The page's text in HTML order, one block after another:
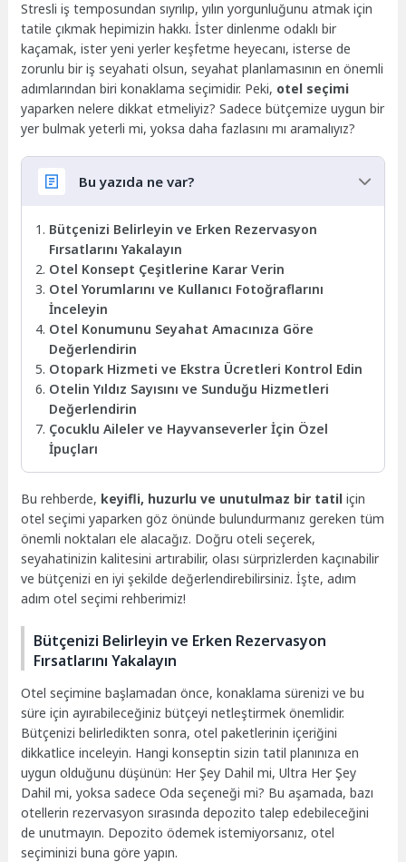
Stresli iş temposundan sıyrılıp, yılın yorgunluğunu atmak için
tatile çıkmak hepimizin hakkı. İster dinlenme odaklı bir
kaçamak, ister yeni yerler keşfetme heyecanı, isterse de
zorunlu bir iş seyahati olsun, seyahat planlamasının en önemli
adımlarından biri konaklama seçimidir. Peki, otel seçimi
yaparken nelere dikkat etmeliyiz? Sadece bütçemize uygun bir
yer bulmak yeterli mi, yoksa daha fazlasını mı aramalıyız?
Bu yazıda ne var?
Bütçenizi Belirleyin ve Erken Rezervasyon
Fırsatlarını Yakalayın
Otel Konsept Çeşitlerine Karar Verin
Otel Yorumlarını ve Kullanıcı Fotoğraflarını
İnceleyin
Otel Konumunu Seyahat Amacınıza Göre
Değerlendirin
Otopark Hizmeti ve Ekstra Ücretleri Kontrol Edin
Otelin Yıldız Sayısını ve Sunduğu Hizmetleri
Değerlendirin
Çocuklu Aileler ve Hayvanseverler İçin Özel
İpuçları
Bu rehberde, keyifli, huzurlu ve unutulmaz bir tatil için
otel seçimi yaparken göz önünde bulundurmanız gereken tüm
önemli noktaları ele alacağız. Doğru oteli seçerek,
seyahatinizin kalitesini artırabilir, olası sürprizlerden kaçınabilir
ve bütçenizi en iyi şekilde değerlendirebilirsiniz. İşte, adım
adım otel seçimi rehberimiz!
Bütçenizi Belirleyin ve Erken Rezervasyon
Fırsatlarını Yakalayın
Otel seçimine başlamadan önce, konaklama sürenizi ve bu
süre için ayırabileceğiniz bütçeyi netleştirmek önemlidir.
Bütçenizi belirledikten sonra, otel paketlerinin içeriğini
dikkatlice inceleyin. Hangi konseptin sizin tatil planınıza en
uygun olduğunu düşünün: Her Şey Dahil mi, Ultra Her Şey
Dahil mi, yoksa sadece Oda seçeneği mi? Bu aşamada, bazı
otellerin rezervasyon sırasında depozito talep edebileceğini
de unutmayın. Depozito ödemek istemiyorsanız, otel
seçiminizi buna göre yapın.